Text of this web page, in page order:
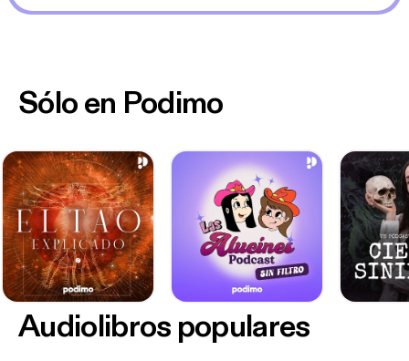
Sólo en Podimo
Audiolibros populares